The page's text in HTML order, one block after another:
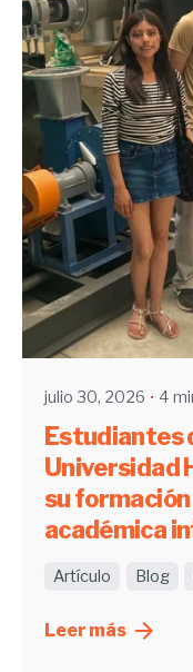
Enviado
UHE
julio 30, 2026 4
Estudiantes
Universidad
su
académica
Artículo Blog
Leer más